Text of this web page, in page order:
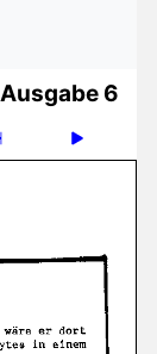
Ausgabe 6